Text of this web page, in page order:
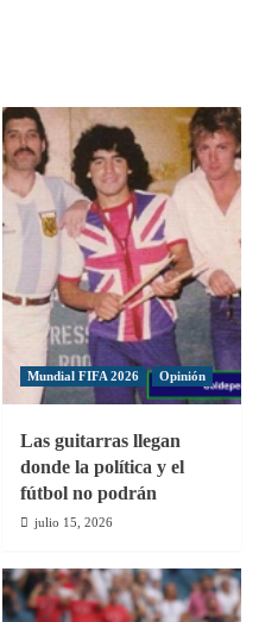
Mundial FIFA 2026 Opinión
Las guitarras llegan
donde la política y el
fútbol no podrán
julio 15, 2026